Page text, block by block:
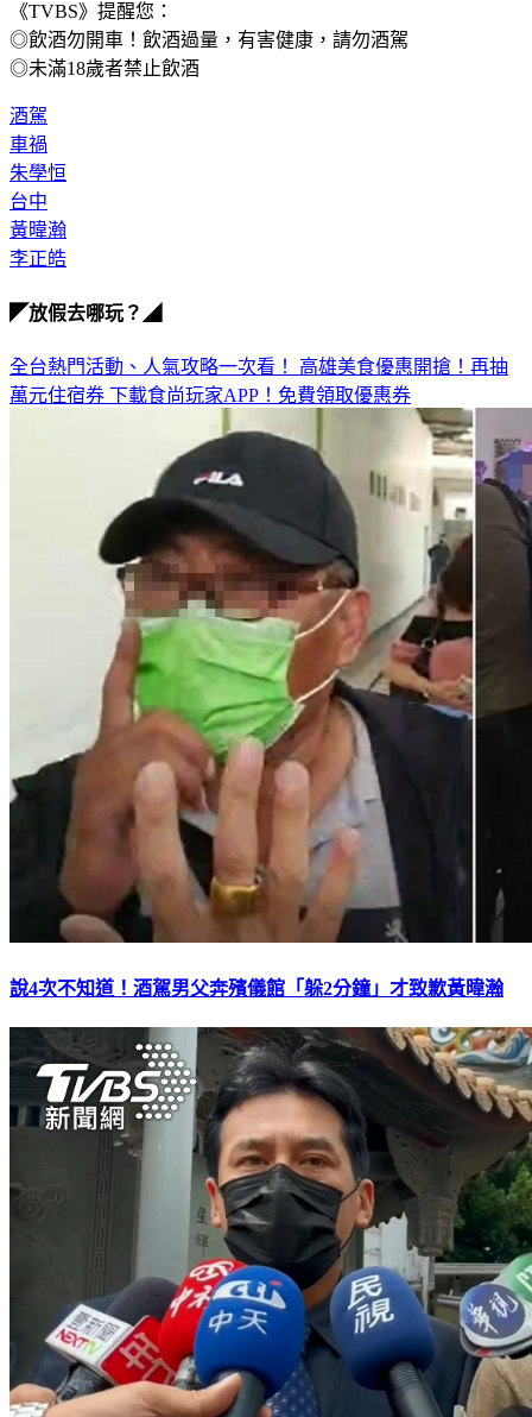
《TVBS》提醒您：
◎飲酒勿開車！飲酒過量，有害健康，請勿酒駕
◎未滿18歲者禁止飲酒
酒駕
車禍
朱學恒
台中
黃暐瀚
李正皓
◤放假去哪玩？◢
全台熱門活動、人氣攻略一次看！ 高雄美食優惠開搶！再抽
萬元住宿券 下載食尚玩家APP！免費領取優惠券
說4次不知道！酒駕男父奔殯儀館「躲2分鐘」才致歉黃暐瀚